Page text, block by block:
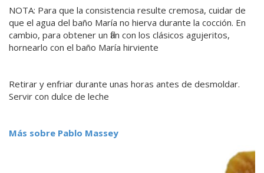
NOTA: Para que la consistencia resulte cremosa, cuidar de
que el agua del baño María no hierva durante la cocción. En
cambio, para obtener un flan con los clásicos agujeritos,
hornearlo con el baño María hirviente
Retirar y enfriar durante unas horas antes de desmoldar.
Servir con dulce de leche
Más sobre Pablo Massey